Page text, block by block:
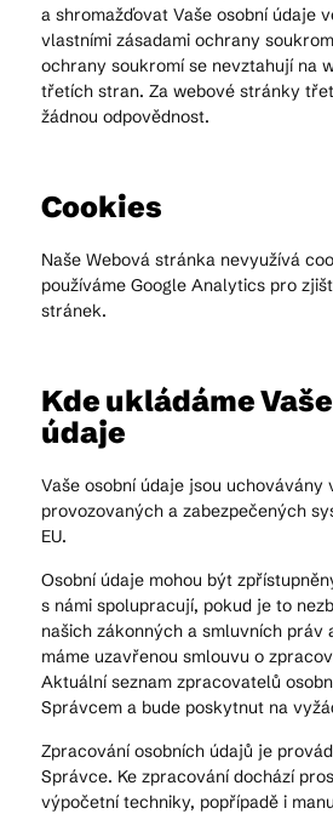
a shromažďovat Vaše osobní údaje
vlastními zásadami ochrany
ochrany soukromí se nevztahují na
třetích stran. Za webové stránky
žádnou odpovědnost.
Cookies
Naše Webová stránka nevyužívá
používáme Google Analytics pro
stránek.
Kde ukládáme
údaje
Vaše osobní údaje jsou uchovávány
provozovaných a zabezpečených
EU.
Osobní údaje mohou být
s námi spolupracují, pokud je to
našich zákonných a smluvních práv
máme uzavřenou smlouvu o
Aktuální seznam zpracovatelů
Správcem a bude poskytnut na
Zpracování osobních údajů je
Správce. Ke zpracování dochází
výpočetní techniky, popřípadě i